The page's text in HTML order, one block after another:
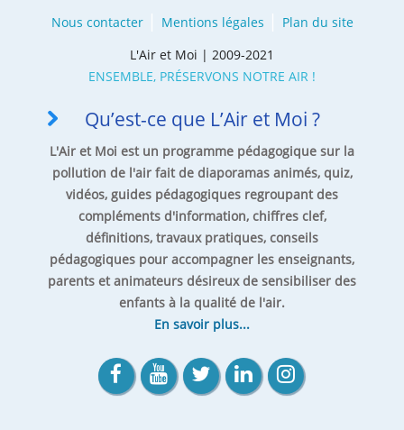
Nous contacter Mentions légales
Plan du site
L'Air et Moi | 2009-2021
ENSEMBLE, PRÉSERVONS NOTRE AIR !
Qu’est-ce que L’Air et Moi ?
L'Air et Moi est un programme pédagogique sur la
pollution de l'air fait de diaporamas animés, quiz,
vidéos, guides pédagogiques regroupant des
compléments d'information, chiffres clef,
définitions, travaux pratiques, conseils
pédagogiques pour accompagner les enseignants,
parents et animateurs désireux de sensibiliser des
enfants à la qualité de l'air.
En savoir plus...